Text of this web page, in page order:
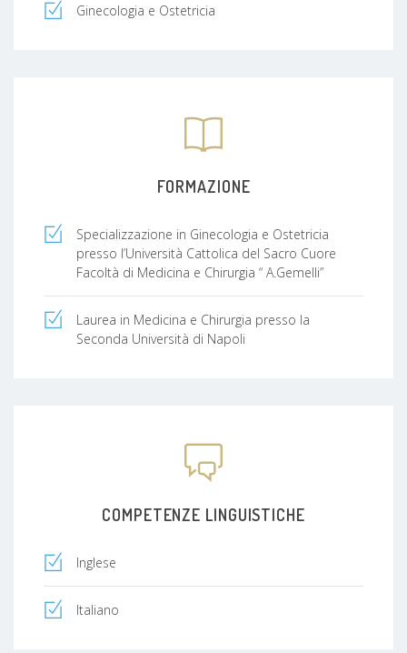
Ginecologia e Ostetricia
FORMAZIONE
Specializzazione in Ginecologia e Ostetricia
presso l’Università Cattolica del Sacro Cuore
Facoltà di Medicina e Chirurgia “ A.Gemelli”
Laurea in Medicina e Chirurgia presso la
Seconda Università di Napoli
COMPETENZE LINGUISTICHE
Inglese
Italiano